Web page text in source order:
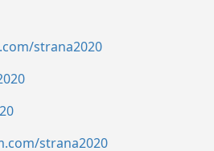
strana2020
strana2020